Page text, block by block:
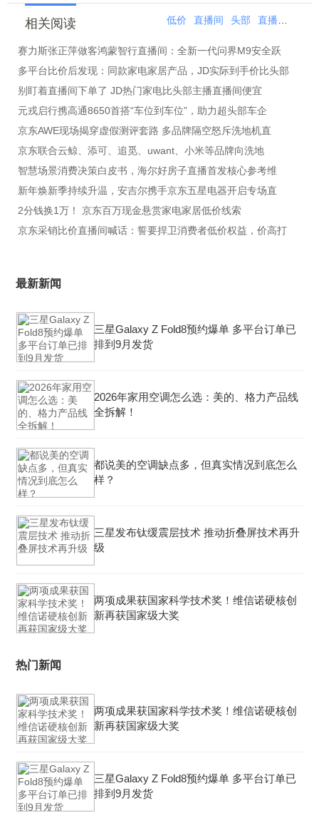
相关阅读 低价 直播间 头部 直播
赛力斯张正萍做客鸿蒙智行直播间：全新一代问界M9安全跃
多平台比价后发现：同款家电家居产品，JD实际到手价比头部
别盯着直播间下单了 JD热门家电比头部主播直播间便宜
元戎启行携高通8650首搭“车位到车位”，助力超头部车企
京东AWE现场揭穿虚假测评套路 多品牌隔空怒斥洗地机直
京东联合云鲸、添可、追觅、uwant、小米等品牌向洗地
智慧场景消费决策白皮书，海尔好房子直播首发核心参考维
新年焕新季持续升温，安吉尔携手京东五星电器开启专场直
2分钱换1万！ 京东百万现金悬赏家电家居低价线索
京东采销比价直播间喊话：誓要捍卫消费者低价权益，价高打
最新新闻
三星Galaxy Z Fold8预约爆单 多平台订单已
排到9月发货
2026年家用空调怎么选：美的、格力产品线
全拆解！
都说美的空调缺点多，但真实情况到底怎么
样？
三星发布钛缓震层技术 推动折叠屏技术再升
级
两项成果获国家科学技术奖！维信诺硬核创
新再获国家级大奖
热门新闻
两项成果获国家科学技术奖！维信诺硬核创
新再获国家级大奖
三星Galaxy Z Fold8预约爆单 多平台订单已
排到9月发货